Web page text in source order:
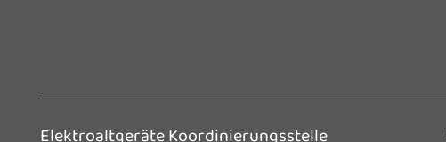
Elektroaltgeräte Koordinierungsstelle